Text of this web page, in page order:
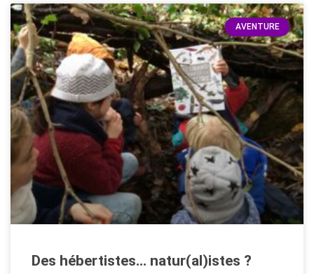
AVENTURE
Des hébertistes… natur(al)istes ?